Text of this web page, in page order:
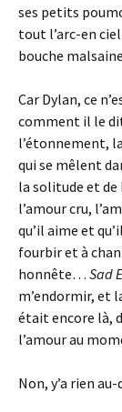
ses petits
tout l’arc-en
bouche
Car Dylan, ce
comment il le
l’étonnement,
qui se mêlent
la solitude et de
l’amour cru,
qu’il aime et
fourbir et à
honnête… Sad
m’endormir, et
était encore là,
l’amour au
Non, y’a rien au-